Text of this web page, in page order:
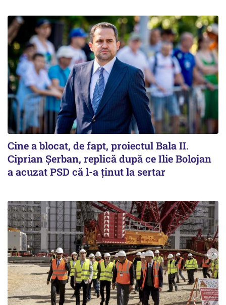
Cine a blocat, de fapt, proiectul Bala II.
Ciprian Șerban, replică după ce Ilie Bolojan
a acuzat PSD că l-a ținut la sertar